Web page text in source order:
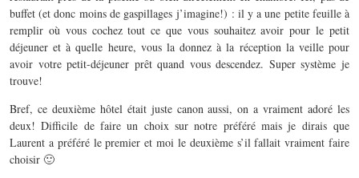
buffet (et donc moins de gaspillages j’imagine!) : il y a une petite feuille à
remplir où vous cochez tout ce que vous souhaitez avoir pour le petit
déjeuner et à quelle heure, vous la donnez à la réception la veille pour
avoir votre petit-déjeuner prêt quand vous descendez. Super système je
trouve!
Bref, ce deuxième hôtel était juste canon aussi, on a vraiment adoré les
deux! Difficile de faire un choix sur notre préféré mais je dirais que
Laurent a préféré le premier et moi le deuxième s’il fallait vraiment faire
choisir 🙂